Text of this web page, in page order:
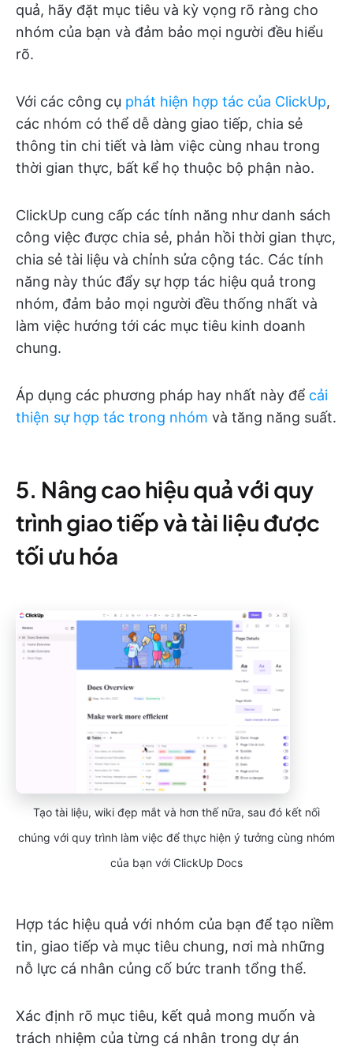
quả, hãy đặt mục tiêu và kỳ vọng rõ ràng cho
nhóm của bạn và đảm bảo mọi người đều hiểu
rõ.
Với các công cụ phát hiện hợp tác của ClickUp,
các nhóm có thể dễ dàng giao tiếp, chia sẻ
thông tin chi tiết và làm việc cùng nhau trong
thời gian thực, bất kể họ thuộc bộ phận nào.
ClickUp cung cấp các tính năng như danh sách
công việc được chia sẻ, phản hồi thời gian thực,
chia sẻ tài liệu và chỉnh sửa cộng tác. Các tính
năng này thúc đẩy sự hợp tác hiệu quả trong
nhóm, đảm bảo mọi người đều thống nhất và
làm việc hướng tới các mục tiêu kinh doanh
chung.
Áp dụng các phương pháp hay nhất này để cải
thiện sự hợp tác trong nhóm và tăng năng suất.
5. Nâng cao hiệu quả với quy
trình giao tiếp và tài liệu được
tối ưu hóa
Tạo tài liệu, wiki đẹp mắt và hơn thế nữa, sau đó kết nối
chúng với quy trình làm việc để thực hiện ý tưởng cùng nhóm
của bạn với ClickUp Docs
Hợp tác hiệu quả với nhóm của bạn để tạo niềm
tin, giao tiếp và mục tiêu chung, nơi mà những
nỗ lực cá nhân củng cố bức tranh tổng thể.
Xác định rõ mục tiêu, kết quả mong muốn và
trách nhiệm của từng cá nhân trong dự án